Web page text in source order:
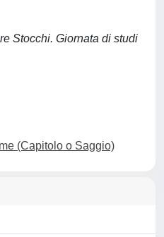
Stocchi. Giornata di studi
(Capitolo o Saggio)